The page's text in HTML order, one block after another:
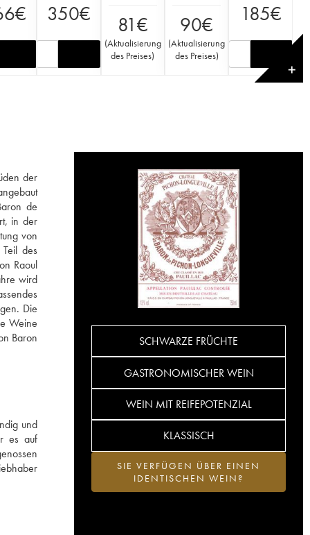
€ 350€ 81€
(Aktualisierung
des Preises)
90€
(Aktualisierung
des Preises)
185€
✕
der
de
in der
von
des
Raoul
wird
Die
Weine
Baron
und
es auf
SCHWARZE FRÜCHTE
GASTRONOMISCHER WEIN
WEIN MIT REIFEPOTENZIAL
KLASSISCH
SIE VERFÜGEN ÜBER EINEN
IDENTISCHEN WEIN?